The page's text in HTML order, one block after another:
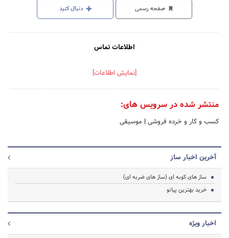
صفحه رسمی دنبال کنید
اطلاعات تماس
[نمایش اطلاعات]
منتشر شده در سرویس های:
کسب و کار و خرده فروشی | موسیقی
آخرین اخبار ساز
ساز های کوبه ای (ساز های ضربه ای)
خرید بهترین پیانو
اخبار ویژه